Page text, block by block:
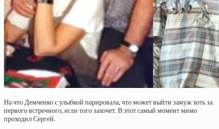
На что Демченко с улыбкой парировала, что может выйти замуж хоть за
первого встречного, если того захочет. В этот самый момент мимо
проходил Сергей.